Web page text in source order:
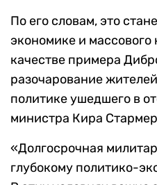
По его словам, это
экономике и массового
качестве примера
разочарование
политике ушедшего в
министра Кира
«Долгосрочная
глубокому политико-